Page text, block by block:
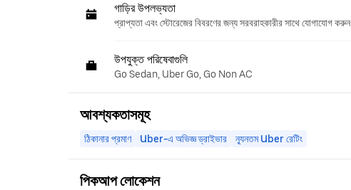
গাড়ির উপলভ্যতা
প্রাপ্যতা এবং স্টোরেজের বিবরণের জন্য সরবরাহকারীর সাথে যোগাযোগ করুন
উপযুক্ত পরিষেবাগুলি
Go Sedan, Uber Go, Go Non AC
আবশ্যকতাসমূহ
ঠিকানার প্রমাণ Uber-এ অভিজ্ঞ ড্রাইভার ন্যূনতম Uber রেটিং
পিকআপ লোকেশন